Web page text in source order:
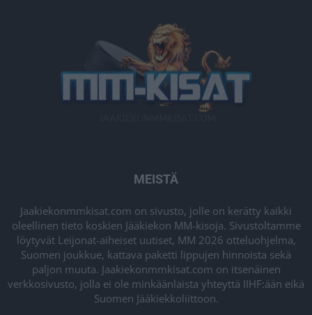
MEISTÄ
Jaakiekonmmkisat.com on sivusto, jolle on kerätty kaikki
oleellinen tieto koskien Jääkiekon MM-kisoja. Sivustoltamme
löytyvät Leijonat-aiheiset uutiset, MM 2026 otteluohjelma,
Suomen joukkue, kattava paketti lippujen hinnoista sekä
paljon muuta. Jaakiekonmmkisat.com on itsenäinen
verkkosivusto, jolla ei ole minkäänlaista yhteyttä IIHF:ään eikä
Suomen Jääkiekkoliittoon.